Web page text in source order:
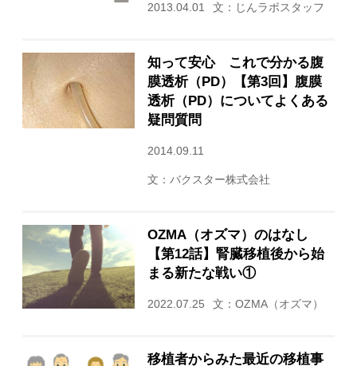
2013.04.01 文：じんラボスタッフ
知って安心 これで分かる腹
膜透析（PD）【第3回】腹膜
透析（PD）についてよくある
疑問質問
2014.09.11
文：バクスター株式会社
OZMA（オズマ）のはなし
【第12話】腎臓移植後から始
まる新たな戦い①
2022.07.25 文：OZMA（オズマ）
移植者からみた最近の移植事